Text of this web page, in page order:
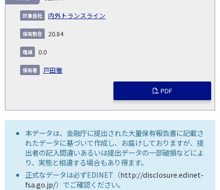
内外トランスライン
20.84
0.0
戸田徹
PDF
本データは、金融庁に提出された大量保有報告書に記載さ
れたデータに基づいて作成し、お届けしておりますが、提
出者の記入間違いあるいは提出データの一部破損などによ
り、実態と相違する場合もあり得ます。
正式なデータは必ずEDINET（http://disclosure.edinet-
fsa.go.jp/）でご確認ください。